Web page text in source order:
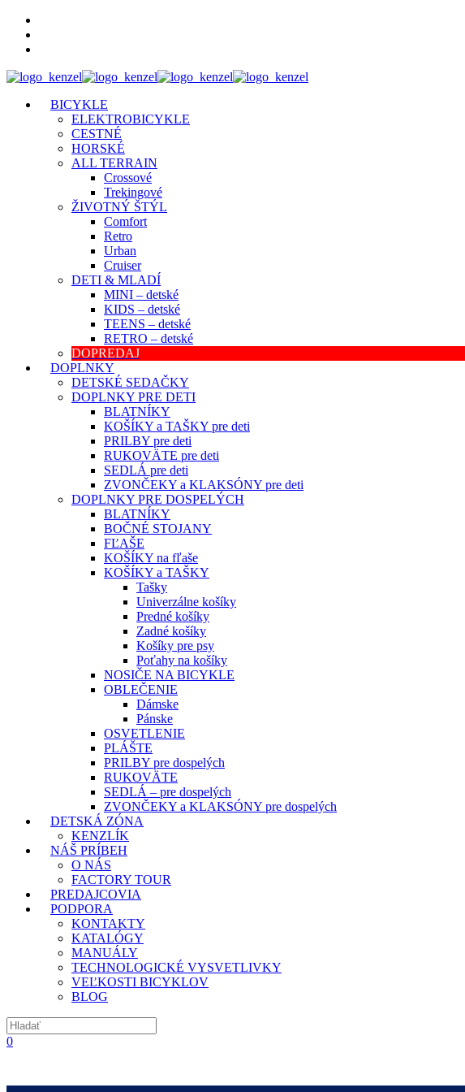
BICYKLE
ELEKTROBICYKLE
CESTNÉ
HORSKÉ
ALL TERRAIN
Crossové
Trekingové
ŽIVOTNÝ ŠTÝL
Comfort
Retro
Urban
Cruiser
DETI & MLADÍ
MINI – detské
KIDS – detské
TEENS – detské
RETRO – detské
DOPREDAJ
DOPLNKY
DETSKÉ SEDAČKY
DOPLNKY PRE DETI
BLATNÍKY
KOŠÍKY a TAŠKY pre deti
PRILBY pre deti
RUKOVÄTE pre deti
SEDLÁ pre deti
ZVONČEKY a KLAKSÓNY pre deti
DOPLNKY PRE DOSPELÝCH
BLATNÍKY
BOČNÉ STOJANY
FĽAŠE
KOŠÍKY na fľaše
KOŠÍKY a TAŠKY
Tašky
Univerzálne košíky
Predné košíky
Zadné košíky
Košíky pre psy
Poťahy na košíky
NOSIČE NA BICYKLE
OBLEČENIE
Dámske
Pánske
OSVETLENIE
PLÁŠTE
PRILBY pre dospelých
RUKOVÄTE
SEDLÁ – pre dospelých
ZVONČEKY a KLAKSÓNY pre dospelých
DETSKÁ ZÓNA
KENZLÍK
NÁŠ PRÍBEH
O NÁS
FACTORY TOUR
PREDAJCOVIA
PODPORA
KONTAKTY
KATALÓGY
MANUÁLY
TECHNOLOGICKÉ VYSVETLIVKY
VEĽKOSTI BICYKLOV
BLOG
0